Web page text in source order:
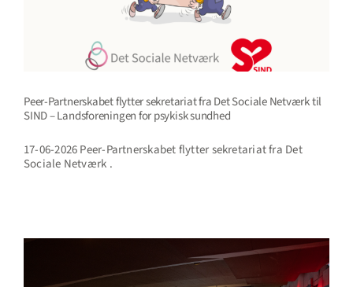
Cookiepolitik (EU)
Peer-Partnerskabet flytter sekretariat fra Det Sociale Netværk til
SIND – Landsforeningen for psykisk sundhed
17-06-2026 Peer-Partnerskabet flytter sekretariat fra Det
Sociale Netværk .